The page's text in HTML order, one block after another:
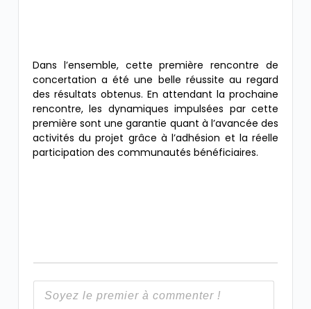
Dans l’ensemble, cette première rencontre de
concertation a été une belle réussite au regard
des résultats obtenus. En attendant la prochaine
rencontre, les dynamiques impulsées par cette
première sont une garantie quant à l’avancée des
activités du projet grâce à l’adhésion et la réelle
participation des communautés bénéficiaires.